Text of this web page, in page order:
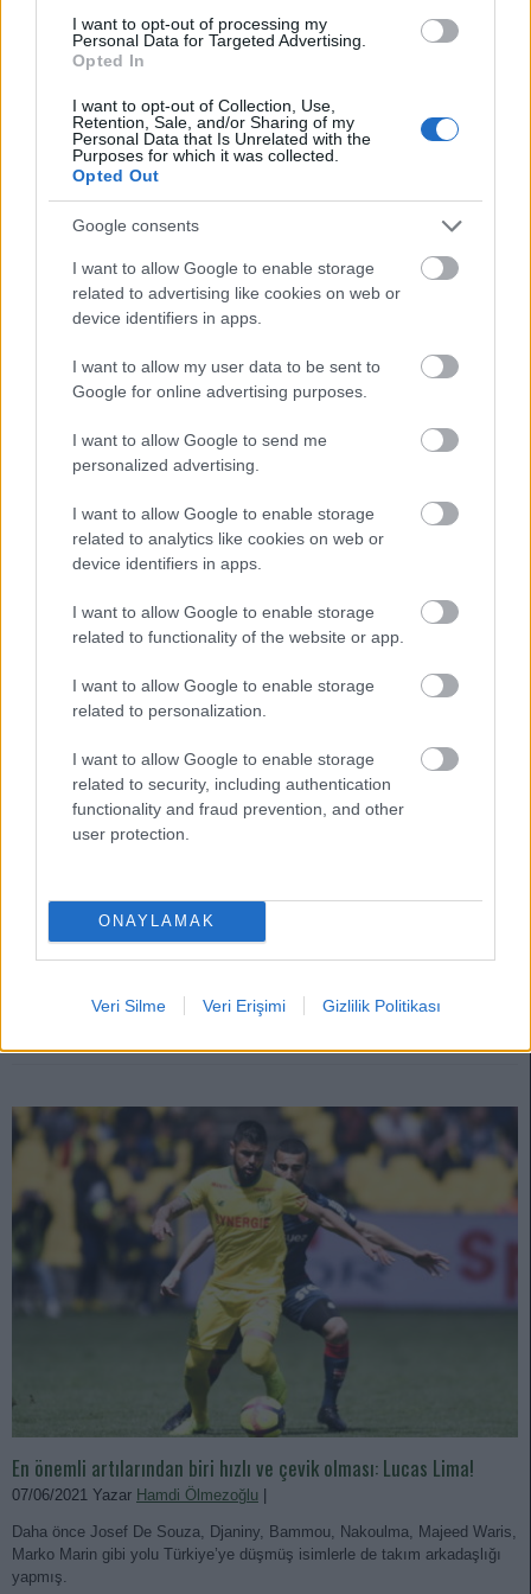
I want to opt-out of processing my
Personal Data for Targeted Advertising.
Opted In
I want to opt-out of Collection, Use,
Retention, Sale, and/or Sharing of my
Personal Data that Is Unrelated with the
Purposes for which it was collected.
Opted Out
Google consents
I want to allow Google to enable storage
related to advertising like cookies on web or
device identifiers in apps.
I want to allow my user data to be sent to
Google for online advertising purposes.
I want to allow Google to send me
personalized advertising.
I want to allow Google to enable storage
related to analytics like cookies on web or
device identifiers in apps.
I want to allow Google to enable storage
related to functionality of the website or app.
I want to allow Google to enable storage
related to personalization.
I want to allow Google to enable storage
related to security, including authentication
functionality and fraud prevention, and other
user protection.
ONAYLAMAK
Veri Silme Veri Erişimi Gizlilik Politikası
Öneri Köşesi 5. Hafta – Bek futbolcusundan beklenenleri bu
sezon fazlasıyla karşılıyor.
09/01/2022 YazarBatuhan Kavuk|
kanat oyuncusu konumuna getiriyor. Lucas Lima bu hafta gol yollarında
etkili olabilir.
05/20/2022 Yazar Sefa Çayırlı
En önemli artılarından biri hızlı ve çevik olması: Lucas Lima!
07/06/2021 Yazar Hamdi Ölmezoğlu
Daha önce Josef De Souza, Djaniny, Bammou, Nakoulma, Majeed Waris,
Marko Marin gibi yolu Türkiye’ye düşmüş isimlerle de takım arkadaşlığı
yapmış.